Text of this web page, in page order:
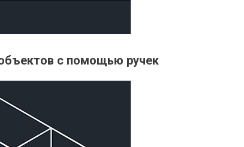
с помощью ручек